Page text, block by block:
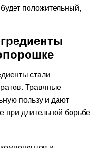
положительный,
стали
Травяные
пользу и дают
при длительной борьбе